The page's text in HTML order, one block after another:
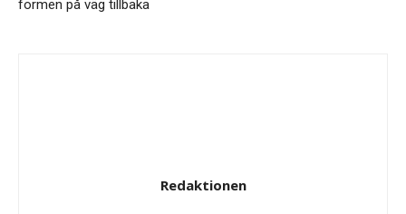
formen på väg tillbaka
Redaktionen